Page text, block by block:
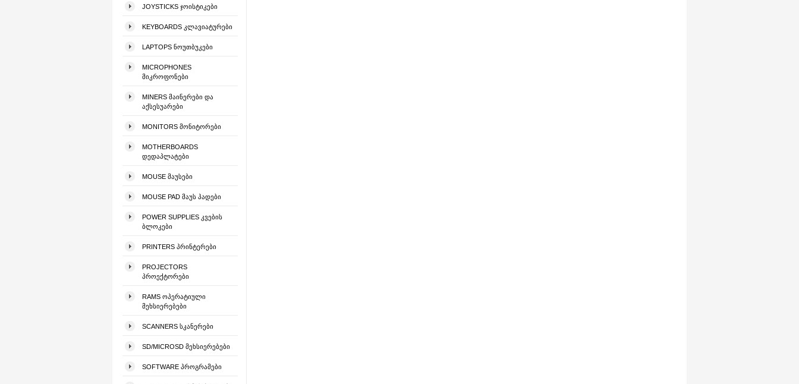
JOYSTICKS ᲯᲝᲘᲡᲢᲘᲙᲔᲑᲘ
KEYBOARDS ᲙᲚᲐᲕᲘᲐᲢᲣᲠᲔᲑᲘ
LAPTOPS ᲜᲝᲣᲗᲑᲣᲙᲔᲑᲘ
MICROPHONES
ᲛᲘᲙᲠᲝᲤᲝᲜᲔᲑᲘ
MINERS ᲛᲐᲘᲜᲔᲠᲔᲑᲘ ᲓᲐ
ᲐᲥᲡᲔᲡᲣᲐᲠᲔᲑᲘ
MONITORS ᲛᲝᲜᲘᲢᲝᲠᲔᲑᲘ
MOTHERBOARDS
ᲓᲔᲓᲐᲞᲚᲐᲢᲔᲑᲘ
MOUSE ᲛᲐᲣᲡᲔᲑᲘ
MOUSE PAD ᲛᲐᲣᲡ ᲞᲐᲓᲔᲑᲘ
POWER SUPPLIES ᲙᲕᲔᲑᲘᲡ
ᲑᲚᲝᲙᲔᲑᲘ
PRINTERS ᲞᲠᲘᲜᲢᲔᲠᲔᲑᲘ
PROJECTORS
ᲞᲠᲝᲔᲥᲢᲝᲠᲔᲑᲘ
RAMS ᲝᲞᲔᲠᲐᲢᲘᲣᲚᲘ
ᲛᲔᲮᲡᲘᲔᲠᲔᲑᲔᲑᲘ
SCANNERS ᲡᲙᲐᲜᲔᲠᲔᲑᲘ
SD/MICROSD ᲛᲔᲮᲡᲘᲔᲠᲔᲑᲔᲑᲘ
SOFTWARE ᲞᲠᲝᲒᲠᲐᲛᲔᲑᲘ